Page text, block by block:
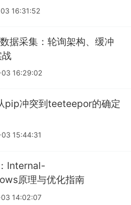
16:31:52
据采集：轮询架构、缓冲
16:29:02
pip冲突到teeteepor的确定
15:44:31
Internal-
原理与优化指南
14:02:07